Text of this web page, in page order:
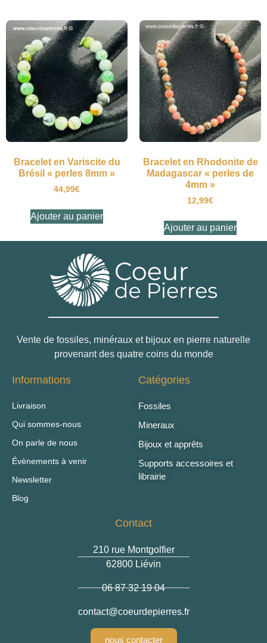
Bracelet en Variscite du
Brésil « perles 8mm »
44,99€
Ajouter au panier
Bracelet en Rhodonite de
Madagascar « perles de
4mm »
12,99€
Ajouter au panier
Vente de fossiles, minéraux et bijoux en pierre naturelle
provenant des quatre coins du monde
Informations
Livraison
Qui sommes-nous
On parle de nous
Évènements à venir
Newsletter
Blog
Catégories
Fossiles
Mineraux
Bijoux et apprêts
Supports accessoires et
librairie
Contact
210 rue Montgolfier
62800 Liévin
06 87 32 19 04
contact@coeurdepierres.fr
nous contacter